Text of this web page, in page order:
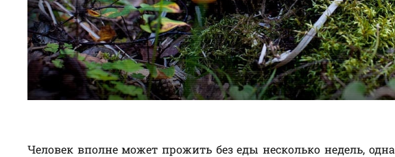
Человек вполне может прожить без еды несколько недель,